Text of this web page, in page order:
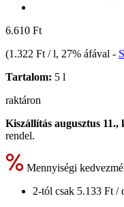
6.610 Ft
(1.322 Ft / l, 27% áfával -
Tartalom: 5 l
raktáron
Kiszállítás augusztus 11.,
rendel.
Mennyiségi
2-tól csak 5.133 Ft /